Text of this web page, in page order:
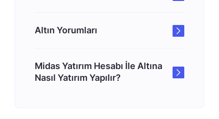
Altın Yorumları
Midas Yatırım Hesabı İle Altına
Nasıl Yatırım Yapılır?